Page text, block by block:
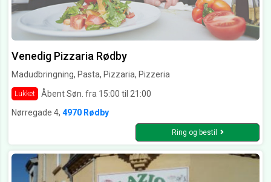
Venedig Pizzaria Rødby
Madudbringning, Pasta, Pizzaria, Pizzeria
Lukket
Åbent Søn. fra 15:00 til 21:00
Nørregade 4, 4970 Rødby
Ring og bestil